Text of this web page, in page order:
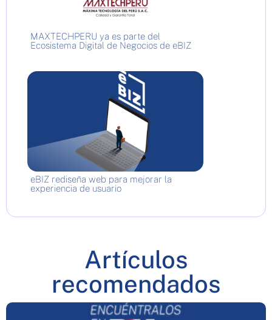
MAXTECHPERU ya es parte del
Ecosistema Digital de Negocios de eBIZ
eBIZ rediseña web para mejorar la
experiencia de usuario
Artículos
recomendados